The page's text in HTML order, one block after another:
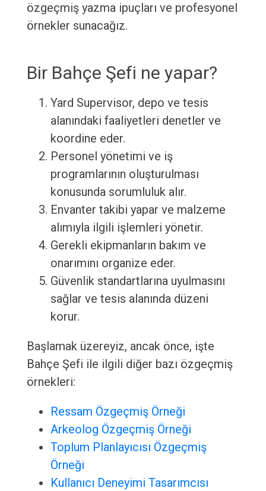
özgeçmiş yazma ipuçları ve profesyonel
örnekler sunacağız.
Bir Bahçe Şefi ne yapar?
Yard Supervisor, depo ve tesis
alanındaki faaliyetleri denetler ve
koordine eder.
Personel yönetimi ve iş
programlarının oluşturulması
konusunda sorumluluk alır.
Envanter takibi yapar ve malzeme
alımıyla ilgili işlemleri yönetir.
Gerekli ekipmanların bakım ve
onarımını organize eder.
Güvenlik standartlarına uyulmasını
sağlar ve tesis alanında düzeni
korur.
Başlamak üzereyiz, ancak önce, işte
Bahçe Şefi ile ilgili diğer bazı özgeçmiş
örnekleri:
Ressam Özgeçmiş Örneği
Arkeolog Özgeçmiş Örneği
Toplum Planlayıcısı Özgeçmiş
Örneği
Kullanıcı Deneyimi Tasarımcısı